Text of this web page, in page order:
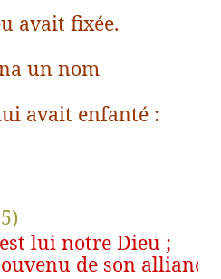
avait fixée.
un nom
avait enfanté :
lui notre Dieu ;
de son alliance.